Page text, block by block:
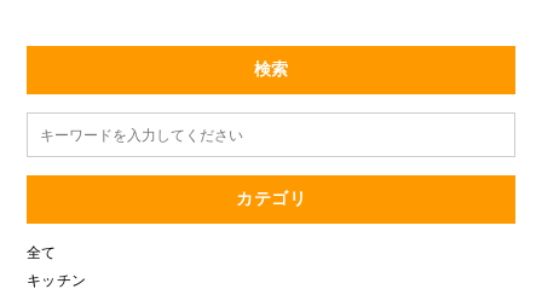
検索
カテゴリ
全て
キッチン